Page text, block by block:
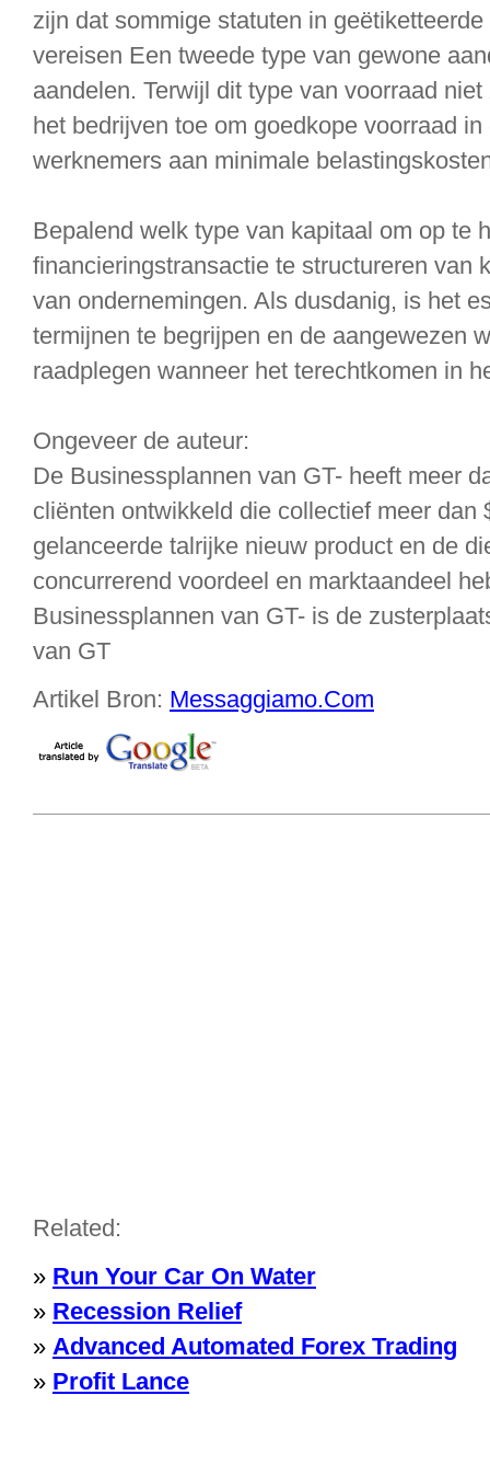
zijn dat sommige statuten in
vereisen Een tweede type van gewone
aandelen. Terwijl dit type van voorraad
het bedrijven toe om goedkope voorraad
werknemers aan minimale
Bepalend welk type van kapitaal om op te
financieringstransactie te structureren van
van ondernemingen. Als dusdanig, is het
termijnen te begrijpen en de aangewezen
raadplegen wanneer het terechtkomen in
Ongeveer de auteur:
De Businessplannen van GT- heeft meer
cliënten ontwikkeld die collectief meer dan
gelanceerde talrijke nieuw product en de
concurrerend voordeel en marktaandeel
Businessplannen van GT- is de
van GT
Artikel Bron: Messaggiamo.Com
Related:
» Run Your Car On Water
» Recession Relief
» Advanced Automated Forex Trading
» Profit Lance